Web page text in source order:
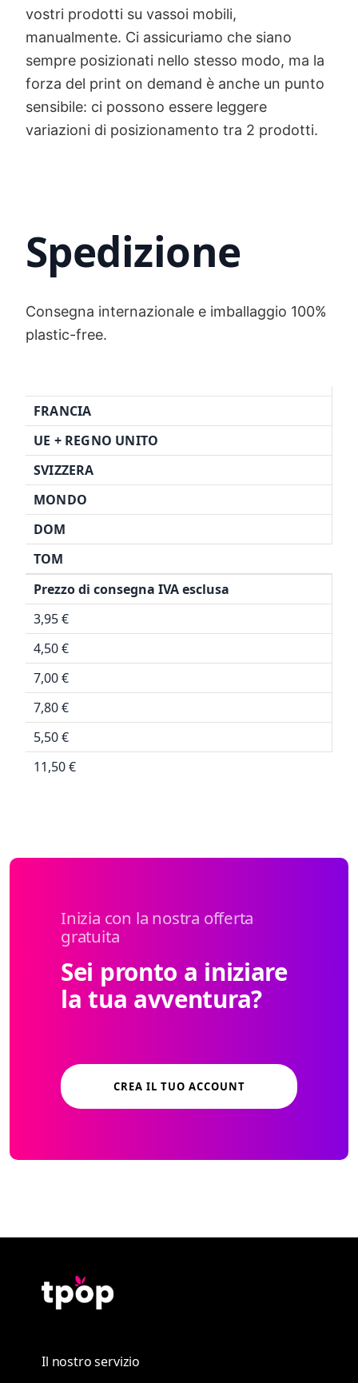
vostri prodotti su vassoi mobili,
manualmente. Ci assicuriamo che siano
sempre posizionati nello stesso modo, ma la
forza del print on demand è anche un punto
sensibile: ci possono essere leggere
variazioni di posizionamento tra 2 prodotti.
Spedizione
Consegna internazionale e imballaggio 100%
plastic-free.
FRANCIA
UE + REGNO UNITO
SVIZZERA
MONDO
DOM
TOM
Prezzo di consegna IVA esclusa
3,95 €
4,50 €
7,00 €
7,80 €
5,50 €
11,50 €
Inizia con la nostra offerta
gratuita
Sei pronto a iniziare
la tua avventura?
CREA IL TUO ACCOUNT
Il nostro servizio